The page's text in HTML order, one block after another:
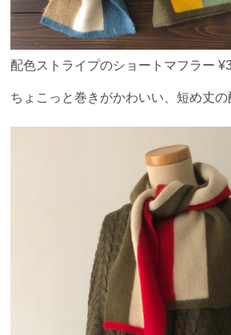
配色ストライプのショートマフラー
ちょこっと巻きがかわいい、短め丈